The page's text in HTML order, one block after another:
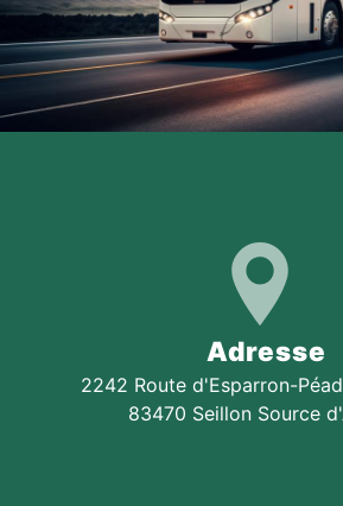
Adresse
2242 Route d'Esparron-
83470 Seillon Source